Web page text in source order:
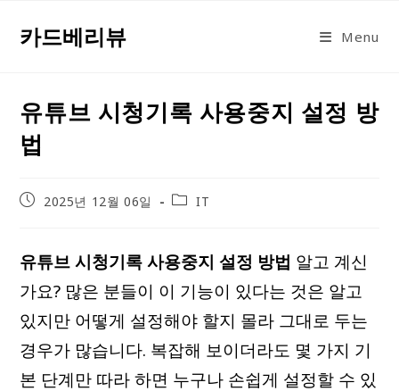
카드베리뷰 Menu
유튜브 시청기록 사용중지 설정 방
법
Post2025년 12월 06일
PostIT
유튜브 시청기록 사용중지 설정 방법 알고 계신
가요? 많은 분들이 이 기능이 있다는 것은 알고
있지만 어떻게 설정해야 할지 몰라 그대로 두는
경우가 많습니다. 복잡해 보이더라도 몇 가지 기
본 단계만 따라 하면 누구나 손쉽게 설정할 수 있